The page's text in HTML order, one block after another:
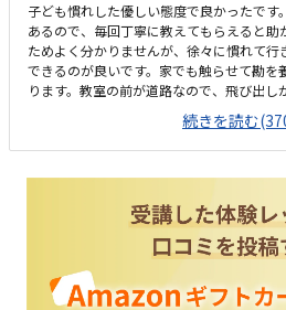
子ども慣れした優しい態度で良かったで
あるので、毎回丁寧に教えてもらえると助
ためよく分かりませんが、徐々に慣れて行
できるのが良いです。家でも触らせて勘を
ります。教室の前が道路なので、飛び出し
スペースがあると尚良いです。少しザワザ
あると良いなと思いました。建物も古いよ
料金が上がるくらいならこのままで良い
イントです。先生との相性もあると思うの
続きを読む